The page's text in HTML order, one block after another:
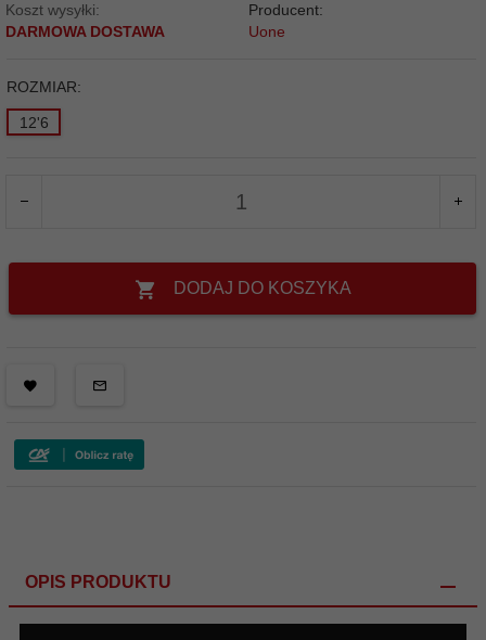
Koszt wysyłki:
DARMOWA DOSTAWA
Producent:
Uone
ROZMIAR:
12'6
DODAJ DO KOSZYKA
OPIS PRODUKTU